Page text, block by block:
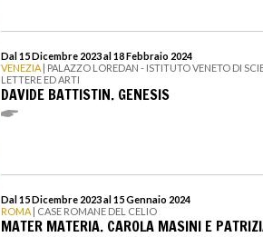
Dal 15 Dicembre 2023 al 18 Febbraio 2024
VENEZIA | PALAZZO LOREDAN - ISTITUTO VENETO DI
LETTERE ED ARTI
DAVIDE BATTISTIN. GENESIS
Dal 15 Dicembre 2023 al 15 Gennaio 2024
ROMA | CASE ROMANE DEL CELIO
MATER MATERIA. CAROLA MASINI E